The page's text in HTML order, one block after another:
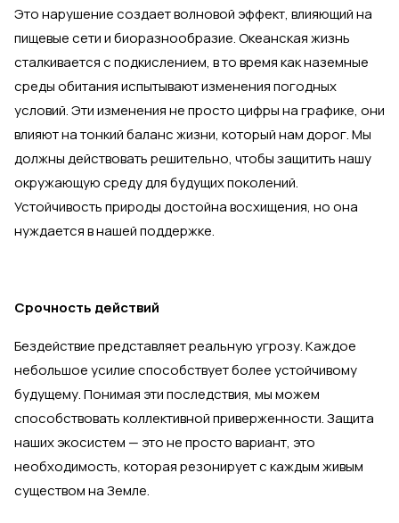
Это нарушение создает волновой эффект, влияющий на
пищевые сети и биоразнообразие. Океанская жизнь
сталкивается с подкислением, в то время как наземные
среды обитания испытывают изменения погодных
условий. Эти изменения не просто цифры на графике, они
влияют на тонкий баланс жизни, который нам дорог. Мы
должны действовать решительно, чтобы защитить нашу
окружающую среду для будущих поколений.
Устойчивость природы достойна восхищения, но она
нуждается в нашей поддержке.
Срочность действий
Бездействие представляет реальную угрозу. Каждое
небольшое усилие способствует более устойчивому
будущему. Понимая эти последствия, мы можем
способствовать коллективной приверженности. Защита
наших экосистем — это не просто вариант, это
необходимость, которая резонирует с каждым живым
существом на Земле.